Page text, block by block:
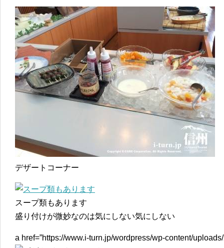
デザートコーナー
スープ類もあります
盛り付けが微妙なのは気にしない気にしない
a href=”https://www.i-turn.jp/wordpress/wp-content/